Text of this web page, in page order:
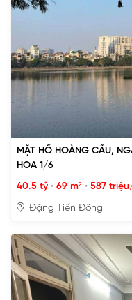
MẶT HỒ HOÀNG CẦU,
HOA 1/6
40.5 tỷ • 69 m² • 587
Đặng Tiến Đông